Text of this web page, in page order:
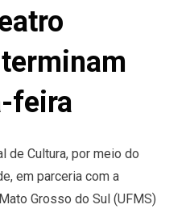
feira
de Cultura, por meio do
em parceria com a
Grosso do Sul (UFMS)